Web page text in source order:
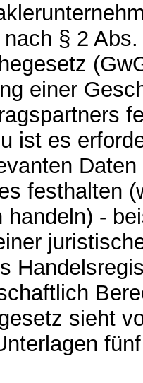
§ 2
einer
ist es
festhalten
handeln) -
sieht